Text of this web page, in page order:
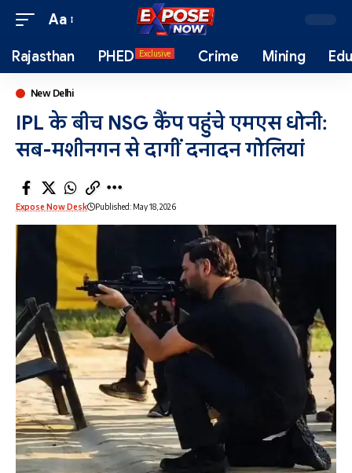
Aa
Rajasthan PHED Exclusive Crime Mining
New Delhi
IPL के बीच NSG कैंप पहुंचे एमएस धोनी:
सब-मशीनगन से दागीं दनादन गोलियां
Expose Now Desk Published: May 18, 2026